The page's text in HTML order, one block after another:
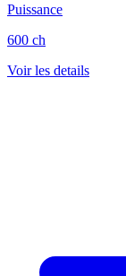
Puissance
600 ch
Voir les details